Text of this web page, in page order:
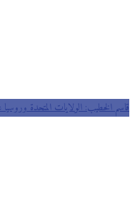
قاسم الخطيب: الولايات المتحدة